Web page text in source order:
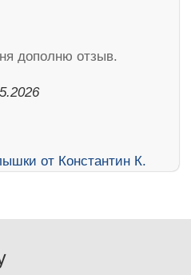
дополню отзыв.